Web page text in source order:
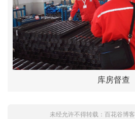
库房督查
未经允许不得转载： 百花谷博客